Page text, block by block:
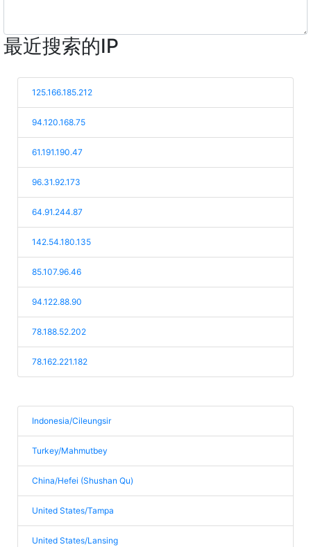
最近搜索的IP
125.166.185.212
94.120.168.75
61.191.190.47
96.31.92.173
64.91.244.87
142.54.180.135
85.107.96.46
94.122.88.90
78.188.52.202
78.162.221.182
Indonesia/Cileungsir
Turkey/Mahmutbey
China/Hefei (Shushan Qu)
United States/Tampa
United States/Lansing